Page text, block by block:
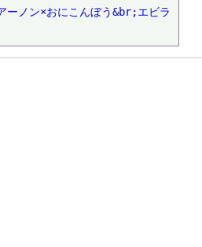
ーノン×おにこんぼう&br;エビラ